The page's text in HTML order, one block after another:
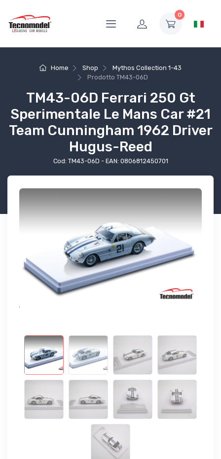
0
Home Shop
Mythos Collection 1-43
Prodotto TM43-06D
TM43-06D Ferrari 250 Gt
Sperimentale Le Mans Car #21
Team Cunningham 1962 Driver
Hugus-Reed
Cod: TM43-06D - EAN: 0806812450701